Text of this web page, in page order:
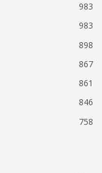
983
983
898
867
861
846
758